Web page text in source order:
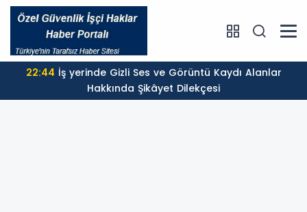
22:44
Hakkında Şikâyet Dilekçesi